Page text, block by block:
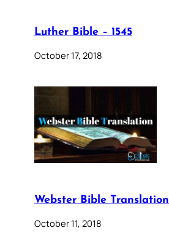
Luther Bible – 1545
October 17, 2018
Webster Bible Translation
October 11, 2018